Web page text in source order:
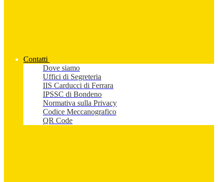
Contatti
Dove siamo
Uffici di Segreteria
IIS Carducci di Ferrara
IPSSC di Bondeno
Normativa sulla Privacy
Codice Meccanografico
QR Code